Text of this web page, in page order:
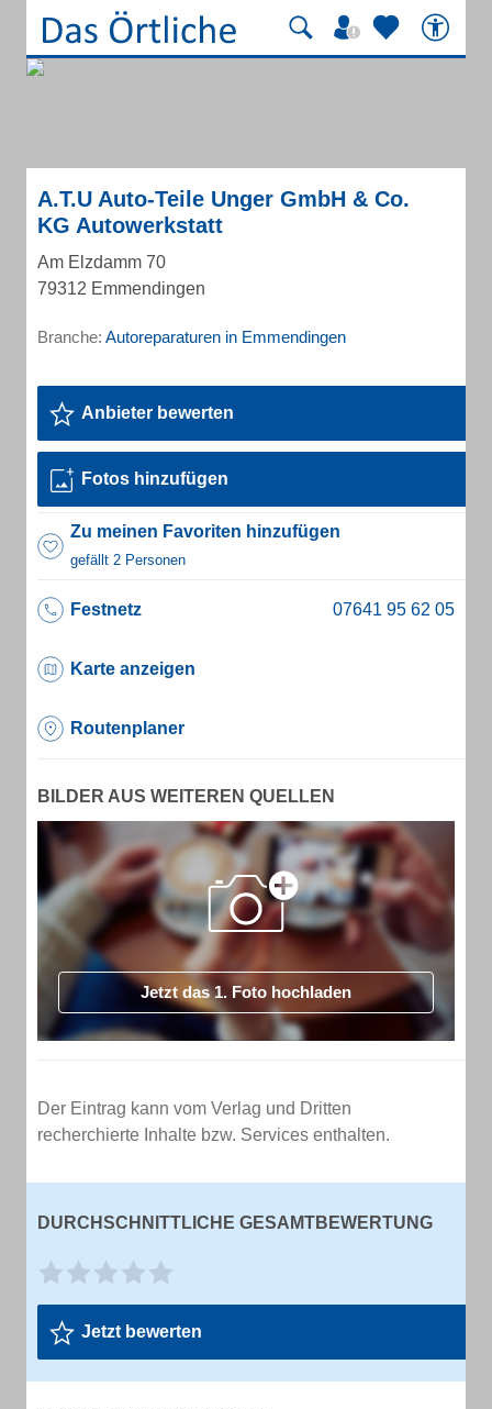
A.T.U Auto-Teile Unger GmbH & Co.
KG Autowerkstatt
Am Elzdamm 70
79312 Emmendingen
Branche: Autoreparaturen in Emmendingen
Anbieter bewerten
Fotos hinzufügen
Zu meinen Favoriten hinzufügen
gefällt 2 Personen
Festnetz
Karte anzeigen
Routenplaner
BILDER AUS WEITEREN QUELLEN
Jetzt das 1. Foto hochladen
Der Eintrag kann vom Verlag und Dritten
recherchierte Inhalte bzw. Services enthalten.
DURCHSCHNITTLICHE GESAMTBEWERTUNG
Jetzt bewerten